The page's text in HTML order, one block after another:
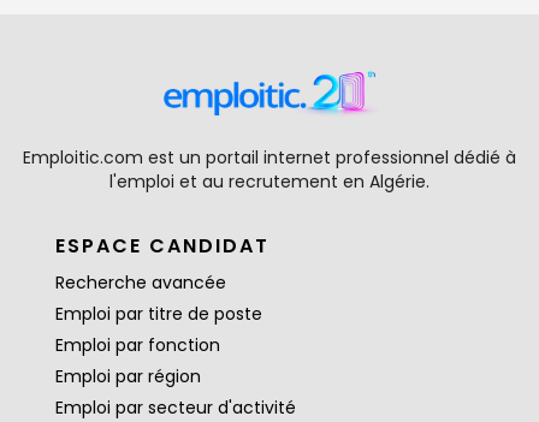
Emploitic.com est un portail internet professionnel dédié à
l'emploi et au recrutement en Algérie.
ESPACE CANDIDAT
Recherche avancée
Emploi par titre de poste
Emploi par fonction
Emploi par région
Emploi par secteur d'activité